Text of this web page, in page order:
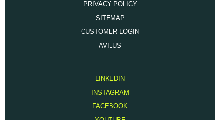
PRIVACY POLICY
SITEMAP
CUSTOMER-LOGIN
AVILUS
LINKEDIN
INSTAGRAM
FACEBOOK